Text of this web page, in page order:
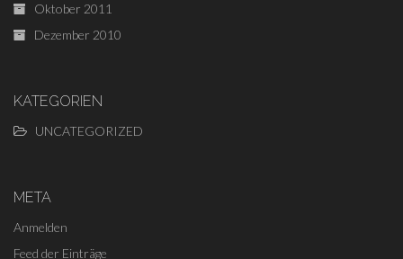
Oktober 2011
Dezember 2010
KATEGORIEN
UNCATEGORIZED
META
Anmelden
Feed der Einträge